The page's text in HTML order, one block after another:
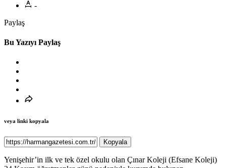
-
Paylaş
Bu Yazıyı Paylaş
veya linki kopyala
Kopyala
Yenişehir’in ilk ve tek özel okulu olan Çınar Koleji (Efsane Koleji)